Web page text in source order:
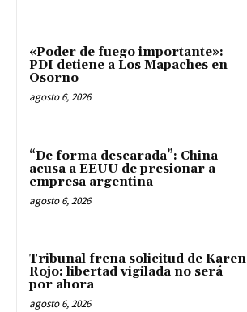
«Poder de fuego importante»:
PDI detiene a Los Mapaches en
Osorno
agosto 6, 2026
“De forma descarada”: China
acusa a EEUU de presionar a
empresa argentina
agosto 6, 2026
Tribunal frena solicitud de Karen
Rojo: libertad vigilada no será
por ahora
agosto 6, 2026